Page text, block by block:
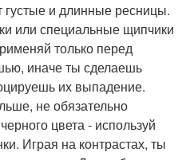
густые и длинные ресницы.
или специальные щипчики
только перед
иначе ты сделаешь
их выпадение.
не обязательно
цвета - используй
Играя на контрастах, ты